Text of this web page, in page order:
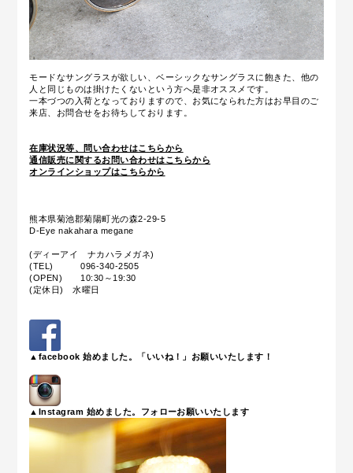
モードなサングラスが欲しい、ベーシックなサングラスに飽きた、他の
人と同じものは掛けたくないという方へ是非オススメです。
一本づつの入荷となっておりますので、お気になられた方はお早目のご
来店、お問合せをお待ちしております。
在庫状況等、問い合わせはこちらから
通信販売に関するお問い合わせはこちらから
オンラインショップはこちらから
熊本県菊池郡菊陽町光の森2-29-5
D-Eye nakahara megane
(ディーアイ ナカハラメガネ)
(TEL) 096-340-2505
(OPEN) 10:30～19:30
(定休日) 水曜日
▲facebook 始めました。「いいね！」お願いいたします！
▲Instagram 始めました。フォローお願いいたします